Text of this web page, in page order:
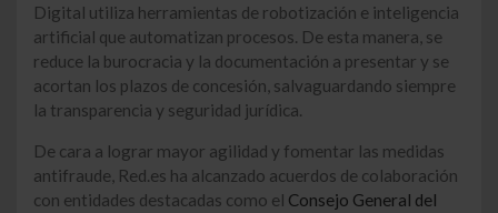
Digital utiliza herramientas de robotización e inteligencia
artificial que automatizan procesos. De esta manera, se
reduce la burocracia y la documentación a presentar y se
acortan los plazos de concesión, salvaguardando siempre
la transparencia y seguridad jurídica.
De cara a lograr mayor agilidad y fomentar las medidas
antifraude, Red.es ha alcanzado acuerdos de colaboración
con entidades destacadas como el Consejo General del